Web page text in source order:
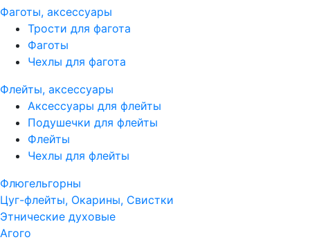
Фаготы, аксессуары
Трости для фагота
Фаготы
Чехлы для фагота
Флейты, аксессуары
Аксессуары для флейты
Подушечки для флейты
Флейты
Чехлы для флейты
Флюгельгорны
Цуг-флейты, Окарины, Свистки
Этнические духовые
Агого